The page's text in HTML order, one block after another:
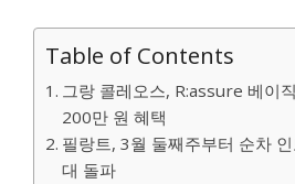
Table of Contents
그랑 콜레오스, R:assure 베이
200만 원 혜택
필랑트, 3월 둘째주부터 순차
대 돌파